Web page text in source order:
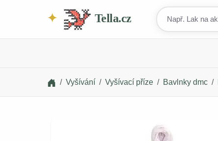
Tella.cz
Vyšívání Vyšívací příze Bavlnky dmc